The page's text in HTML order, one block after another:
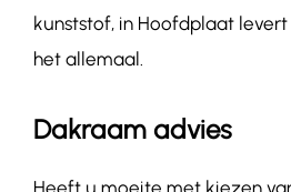
kunststof, in Hoofdplaat
het allemaal.
Dakraam advies
Heeft u moeite met kiezen